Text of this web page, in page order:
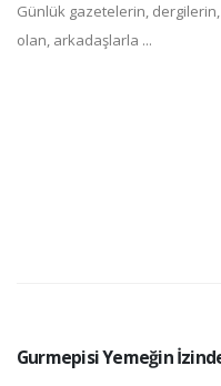
Günlük gazetelerin,
olan, arkadaşlarla ...
Gurmepisi Yemeğin